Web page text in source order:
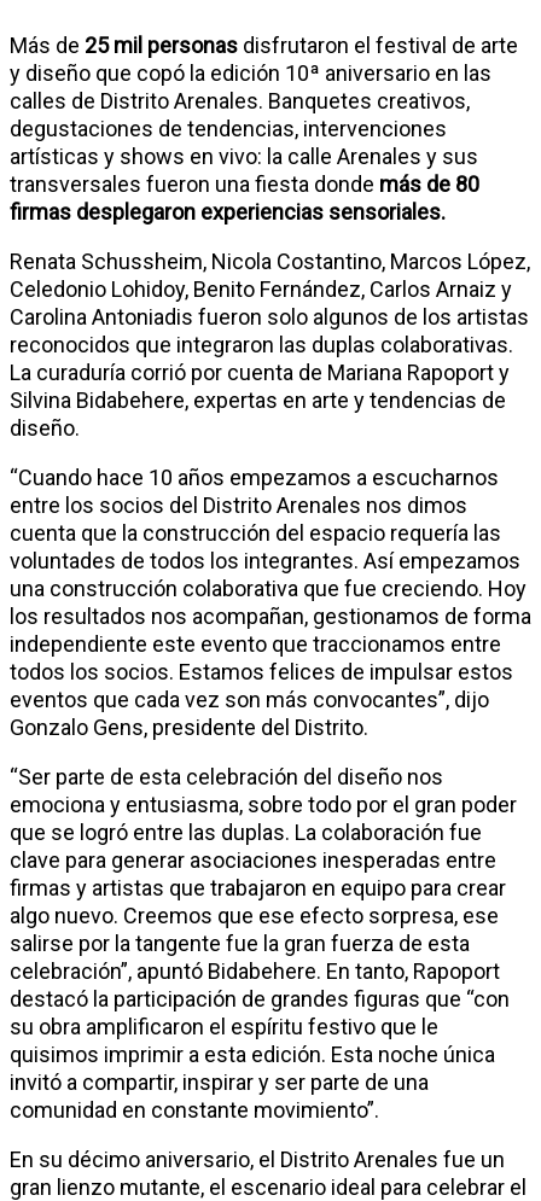
Más de 25 mil personas disfrutaron el festival de arte
y diseño que copó la edición 10ª aniversario en las
calles de Distrito Arenales. Banquetes creativos,
degustaciones de tendencias, intervenciones
artísticas y shows en vivo: la calle Arenales y sus
transversales fueron una fiesta donde más de 80
firmas desplegaron experiencias sensoriales.
Renata Schussheim, Nicola Costantino, Marcos López,
Celedonio Lohidoy, Benito Fernández, Carlos Arnaiz y
Carolina Antoniadis fueron solo algunos de los artistas
reconocidos que integraron las duplas colaborativas.
La curaduría corrió por cuenta de Mariana Rapoport y
Silvina Bidabehere, expertas en arte y tendencias de
diseño.
“Cuando hace 10 años empezamos a escucharnos
entre los socios del Distrito Arenales nos dimos
cuenta que la construcción del espacio requería las
voluntades de todos los integrantes. Así empezamos
una construcción colaborativa que fue creciendo. Hoy
los resultados nos acompañan, gestionamos de forma
independiente este evento que traccionamos entre
todos los socios. Estamos felices de impulsar estos
eventos que cada vez son más convocantes”, dijo
Gonzalo Gens, presidente del Distrito.
“Ser parte de esta celebración del diseño nos
emociona y entusiasma, sobre todo por el gran poder
que se logró entre las duplas. La colaboración fue
clave para generar asociaciones inesperadas entre
firmas y artistas que trabajaron en equipo para crear
algo nuevo. Creemos que ese efecto sorpresa, ese
salirse por la tangente fue la gran fuerza de esta
celebración”, apuntó Bidabehere. En tanto, Rapoport
destacó la participación de grandes figuras que “con
su obra amplificaron el espíritu festivo que le
quisimos imprimir a esta edición. Esta noche única
invitó a compartir, inspirar y ser parte de una
comunidad en constante movimiento”.
En su décimo aniversario, el Distrito Arenales fue un
gran lienzo mutante, el escenario ideal para celebrar el